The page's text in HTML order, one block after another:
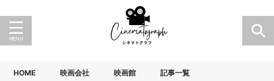
HOME 映画会社 映画館 記事一覧